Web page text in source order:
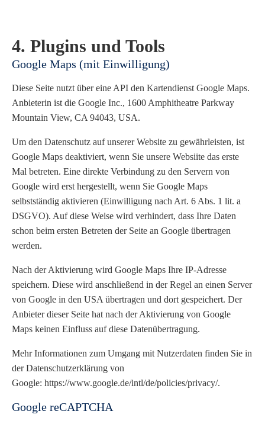
4. Plugins und Tools
Google Maps (mit Einwilligung)
Diese Seite nutzt über eine API den Kartendienst Google Maps.
Anbieterin ist die Google Inc., 1600 Amphitheatre Parkway
Mountain View, CA 94043, USA.
Um den Datenschutz auf unserer Website zu gewährleisten, ist
Google Maps deaktiviert, wenn Sie unsere Websiite das erste
Mal betreten. Eine direkte Verbindung zu den Servern von
Google wird erst hergestellt, wenn Sie Google Maps
selbstständig aktivieren (Einwilligung nach Art. 6 Abs. 1 lit. a
DSGVO). Auf diese Weise wird verhindert, dass Ihre Daten
schon beim ersten Betreten der Seite an Google übertragen
werden.
Nach der Aktivierung wird Google Maps Ihre IP-Adresse
speichern. Diese wird anschließend in der Regel an einen Server
von Google in den USA übertragen und dort gespeichert. Der
Anbieter dieser Seite hat nach der Aktivierung von Google
Maps keinen Einfluss auf diese Datenübertragung.
Mehr Informationen zum Umgang mit Nutzerdaten finden Sie in
der Datenschutzerklärung von
Google: https://www.google.de/intl/de/policies/privacy/.
Google reCAPTCHA